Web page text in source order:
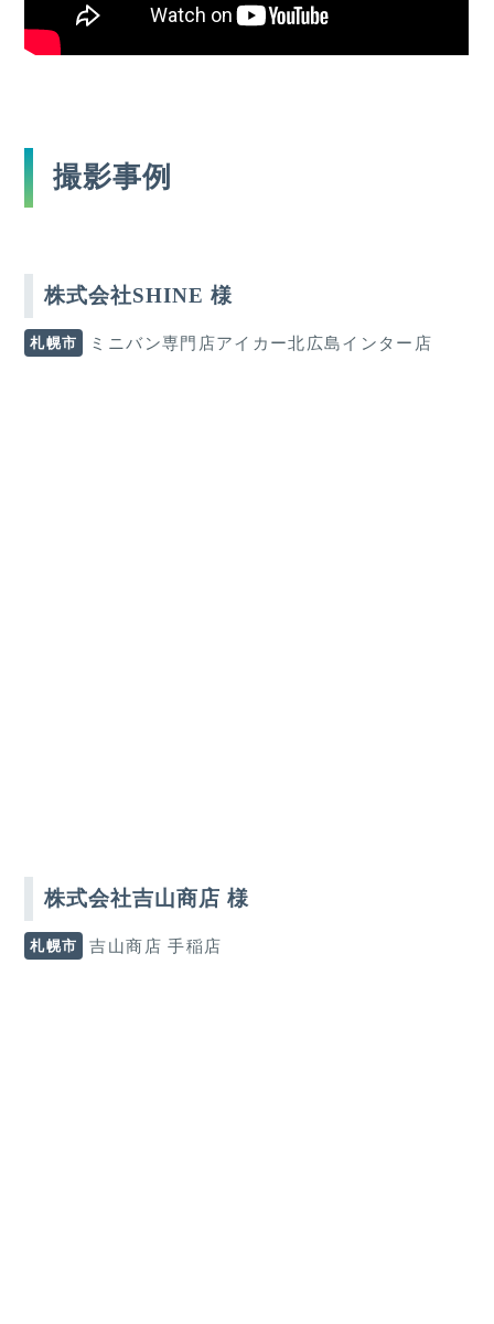
撮影事例
株式会社SHINE 様
札幌市 ミニバン専門店アイカー北広島インター店
株式会社吉山商店 様
札幌市 吉山商店 手稲店